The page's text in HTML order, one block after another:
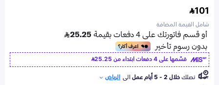
101
شامل القيمة المضافة
قسّمها على 4 دفعات ابتداء من
25.25
تصلكخلال 2 - 5 أيام عمل الى الرياض